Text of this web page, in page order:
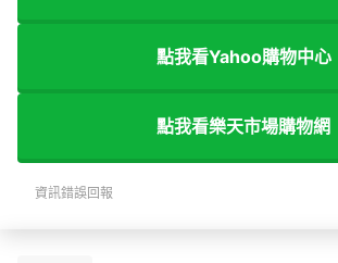
點我看Yahoo購物中心
點我看樂天市場購物網
資訊錯誤回報